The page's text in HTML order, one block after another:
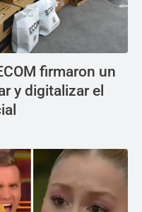
firmaron un
y digitalizar el